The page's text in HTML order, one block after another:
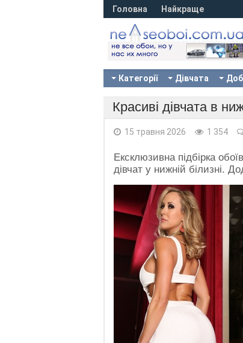
Головна Найкраще
Категорії Дівчата
Красиві дівчата в
15 травня 2026 1 354
Ексклюзивна підбірка
дівчат у нижній білизні.